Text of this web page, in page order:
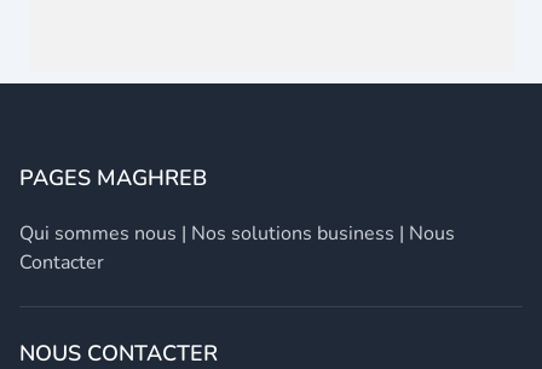
PAGES MAGHREB
Qui sommes nous | Nos solutions business | Nous
Contacter
NOUS CONTACTER